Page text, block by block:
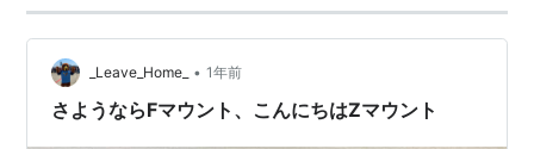
_Leave_Home_ • 1年前
さようならFマウント、こんにちはZマウント